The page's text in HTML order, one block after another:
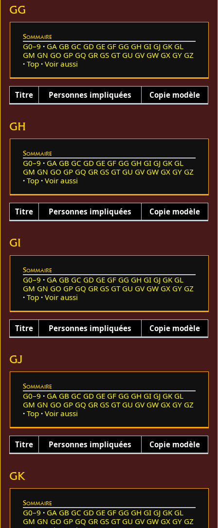
GG
Sommaire
G0–9 GA GB GC GD GE GF GG GH GI GJ GK GL
GM GN GO GP GQ GR GS GT GU GV GW GX GY GZ
Top
Voir aussi
Titre Personnes impliquées Copie modèle
GH
Sommaire
G0–9 GA GB GC GD GE GF GG GH GI GJ GK GL
GM GN GO GP GQ GR GS GT GU GV GW GX GY GZ
Top
Voir aussi
Titre Personnes impliquées Copie modèle
GI
Sommaire
G0–9 GA GB GC GD GE GF GG GH GI GJ GK GL
GM GN GO GP GQ GR GS GT GU GV GW GX GY GZ
Top
Voir aussi
Titre Personnes impliquées Copie modèle
GJ
Sommaire
G0–9 GA GB GC GD GE GF GG GH GI GJ GK GL
GM GN GO GP GQ GR GS GT GU GV GW GX GY GZ
Top
Voir aussi
Titre Personnes impliquées Copie modèle
GK
Sommaire
G0–9 GA GB GC GD GE GF GG GH GI GJ GK GL
GM GN GO GP GQ GR GS GT GU GV GW GX GY GZ